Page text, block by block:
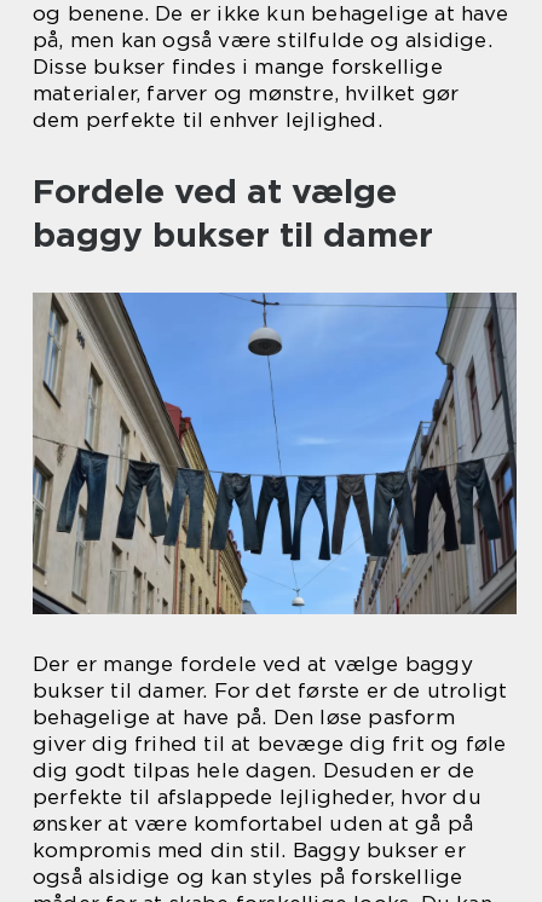
og benene. De er ikke kun behagelige at have
på, men kan også være stilfulde og alsidige.
Disse bukser findes i mange forskellige
materialer, farver og mønstre, hvilket gør
dem perfekte til enhver lejlighed.
Fordele ved at vælge
baggy bukser til damer
Der er mange fordele ved at vælge baggy
bukser til damer. For det første er de utroligt
behagelige at have på. Den løse pasform
giver dig frihed til at bevæge dig frit og føle
dig godt tilpas hele dagen. Desuden er de
perfekte til afslappede lejligheder, hvor du
ønsker at være komfortabel uden at gå på
kompromis med din stil. Baggy bukser er
også alsidige og kan styles på forskellige